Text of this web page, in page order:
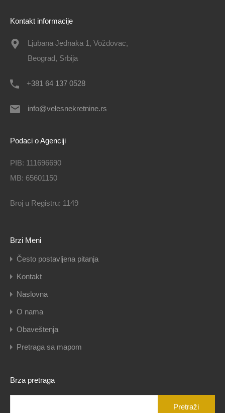
Kontakt informacije
Ljubana Jednaka 1, Voždovac,
Beograd, Srbija
+381 64 137 0528
info@velesnekretnine.rs
Podaci o Agenciji
PIB: 111696690
MB: 65601150
Broj u Registru: 1149
Brzi Meni
Često postavljena pitanja
Kontakt
Naslovna
O nama
Obaveštenja
Pretraga sa mapom
Brza pretraga